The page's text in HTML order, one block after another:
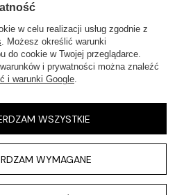
w celu realizacji usług zgodnie z
. Możesz określić warunki
do cookie w Twojej przeglądarce.
i prywatności można znaleźć
i warunki Google.
WYMAGANE
WSZYSTKIE